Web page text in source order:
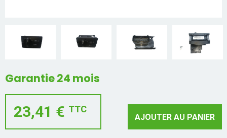
Garantie 24 mois
23,41 € TTC
AJOUTER AU PANIER